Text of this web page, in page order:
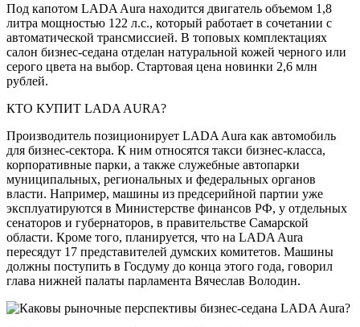
Под капотом LADA Aura находится двигатель объемом 1,8
литра мощностью 122 л.с., который работает в сочетании с
автоматической трансмиссией. В топовых комплектациях
салон бизнес-седана отделан натуральной кожей черного или
серого цвета на выбор. Стартовая цена новинки 2,6 млн
рублей.
КТО КУПИТ LADA AURA?
Производитель позиционирует LADA Aura как автомобиль
для бизнес-сектора. К ним относятся такси бизнес-класса,
корпоративные парки, а также служебные автопарки
муниципальных, региональных и федеральных органов
власти. Например, машины из предсерийной партии уже
эксплуатируются в Министерстве финансов РФ, у отдельных
сенаторов и губернаторов, в правительстве Самарской
области. Кроме того, планируется, что на LADA Aura
пересядут 17 представителей думских комитетов. Машины
должны поступить в Госдуму до конца этого года, говорил
глава нижней палаты парламента Вячеслав Володин.